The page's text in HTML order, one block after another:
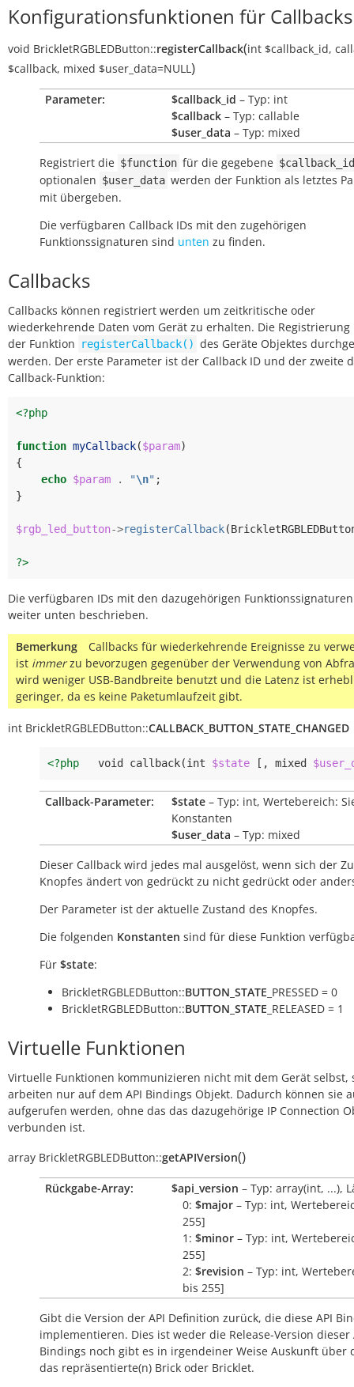
Konfigurationsfunktionen für Callbacks
void BrickletRGBLEDButton::registerCallback(int $callback_id,
$callback, mixed $user_data=NULL)
Parameter: $callback_id – Typ: int
$callback – Typ: callable
$user_data – Typ: mixed
Registriert die $function für die gegebene $callback_id
optionalen $user_data werden der Funktion als letztes
mit übergeben.
Die verfügbaren Callback IDs mit den zugehörigen
Funktionssignaturen sind unten zu finden.
Callbacks
Callbacks können registriert werden um zeitkritische oder
wiederkehrende Daten vom Gerät zu erhalten. Die
der Funktion
registerCallback() des Geräte Objektes
werden. Der erste Parameter ist der Callback ID und der zweite
Callback-Funktion:
<?php
function myCallback($param)
{
echo $param . "\n" ;
}
$rgb_led_button->registerCallback(
?>
Die verfügbaren IDs mit den dazugehörigen
weiter unten beschrieben.
Bemerkung
Callbacks für wiederkehrende Ereignisse zu
ist immerzu bevorzugen gegenüber der Verwendung von
wird weniger USB-Bandbreite benutzt und die Latenz ist
geringer, da es keine Paketumlaufzeit gibt.
int BrickletRGBLEDButton::CALLBACK_BUTTON_STATE_CHANGED
<?php void callback(int $state [, mixed
Callback-Parameter: $state – Typ: int, Wertebereich:
Konstanten
$user_data – Typ: mixed
Dieser Callback wird jedes mal ausgelöst, wenn sich der
Knopfes ändert von gedrückt zu nicht gedrückt oder
Der Parameter ist der aktuelle Zustand des Knopfes.
Die folgenden Konstanten sind für diese Funktion
Für $state:
BrickletRGBLEDButton::BUTTON_STATE _PRESSED = 0
BrickletRGBLEDButton::BUTTON_STATE _RELEASED = 1
Virtuelle Funktionen
Virtuelle Funktionen kommunizieren nicht mit dem Gerät selbst,
arbeiten nur auf dem API Bindings Objekt. Dadurch können sie
aufgerufen werden, ohne das das dazugehörige IP Connection
verbunden ist.
array BrickletRGBLEDButton::getAPIVersion()
Rückgabe-Array: $api_version – Typ: array(int, ...),
0: $major – Typ: int,
255]
1: $minor – Typ: int,
255]
2: $revision – Typ: int,
bis 255]
Gibt die Version der API Definition zurück, die diese API
implementieren. Dies ist weder die Release-Version dieser
Bindings noch gibt es in irgendeiner Weise Auskunft über
das repräsentierte(n) Brick oder Bricklet.